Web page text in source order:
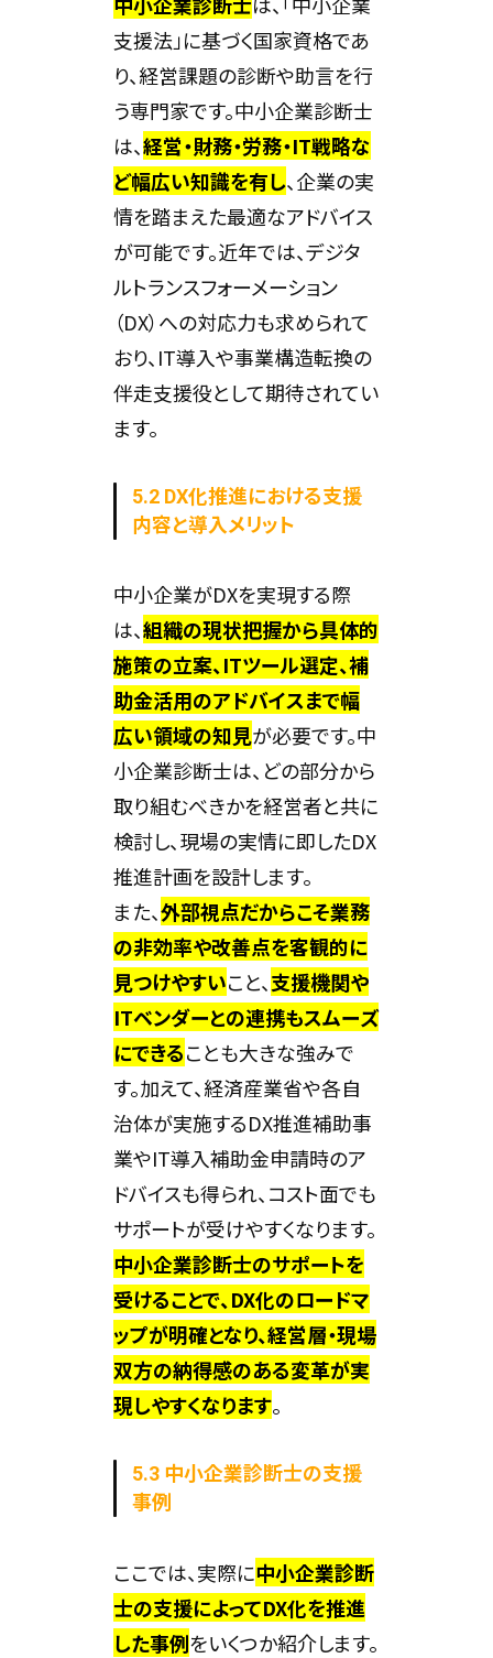
支援法」に基づく国家資格であ
り、経営課題の診断や助言を行
う専門家です。中小企業診断士
は、経営・財務・労務・IT戦略な
ど幅広い知識を有し、企業の実
情を踏まえた最適なアドバイス
が可能です。近年では、デジタ
ルトランスフォーメーション
（DX）への対応力も求められて
おり、IT導入や事業構造転換の
伴走支援役として期待されてい
ます。
5.2 DX化推進における支援
内容と導入メリット
中小企業がDXを実現する際
は、組織の現状把握から具体的
施策の立案、ITツール選定、補
助金活用のアドバイスまで幅
広い領域の知見が必要です。中
小企業診断士は、どの部分から
取り組むべきかを経営者と共に
検討し、現場の実情に即したDX
推進計画を設計します。
また、外部視点だからこそ業務
の非効率や改善点を客観的に
見つけやすいこと、支援機関や
ITベンダーとの連携もスムーズ
にできることも大きな強みで
す。加えて、経済産業省や各自
治体が実施するDX推進補助事
業やIT導入補助金申請時のア
ドバイスも得られ、コスト面でも
サポートが受けやすくなります。
中小企業診断士のサポートを
受けることで、DX化のロードマ
ップが明確となり、経営層・現場
双方の納得感のある変革が実
現しやすくなります。
5.3 中小企業診断士の支援
事例
ここでは、実際に中小企業診断
士の支援によってDX化を推進
した事例をいくつか紹介します。